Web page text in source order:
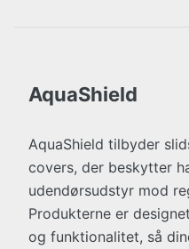
AquaShield
AquaShield tilbyder
covers, der beskytter
udendørsudstyr mod
Produkterne er
og funktionalitet, så